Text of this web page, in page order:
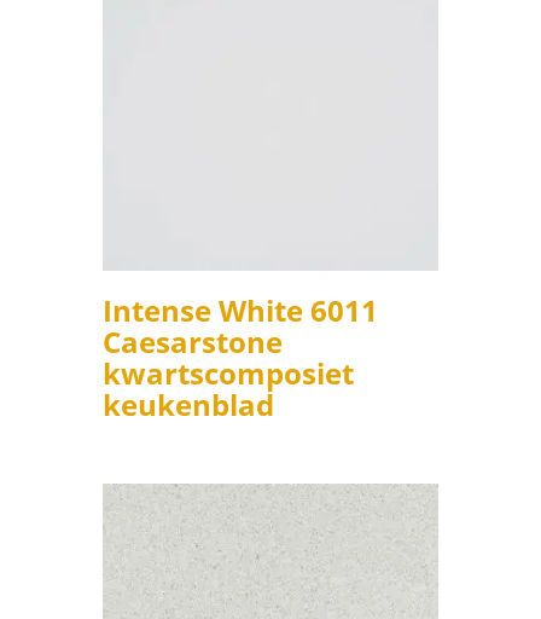
Intense White 6011
Caesarstone
kwartscomposiet
keukenblad